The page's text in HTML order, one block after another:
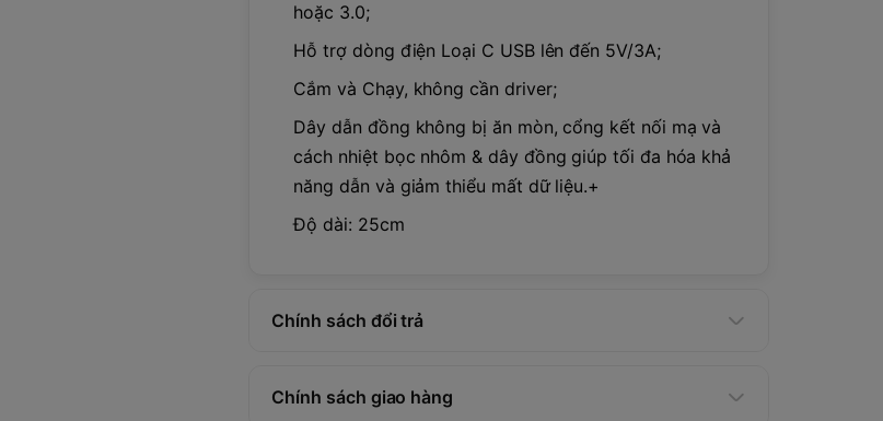
hoặc 3.0;
Hỗ trợ dòng điện Loại C USB lên đến 5V/3A;
Cắm và Chạy, không cần driver;
Dây dẫn đồng không bị ăn mòn, cổng kết nối mạ và
cách nhiệt bọc nhôm & dây đồng giúp tối đa hóa khả
năng dẫn và giảm thiểu mất dữ liệu.+
Độ dài: 25cm
Chính sách đổi trả
Chính sách giao hàng